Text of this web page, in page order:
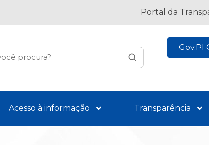
Portal da
Gov.PI
Acesso à informação Transparência